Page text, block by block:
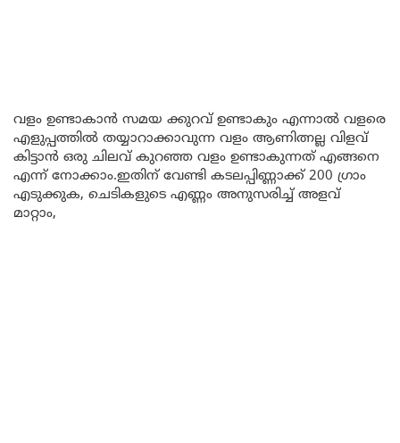
വളം ഉണ്ടാകാൻ സമയ ക്കുറവ് ഉണ്ടാകും എന്നാൽ വളരെ
എളുപ്പത്തിൽ തയ്യാറാക്കാവുന്ന വളം ആണിത്നല്ല വിളവ്
കിട്ടാൻ ഒരു ചിലവ് കുറഞ്ഞ വളം ഉണ്ടാകുന്നത് എങ്ങനെ
എന്ന് നോക്കാം.ഇതിന് വേണ്ടി കടലപ്പിണ്ണാക്ക് 200 ഗ്രാം
എടുക്കുക, ചെടികളുടെ എണ്ണം അനുസരിച്ച് അളവ്
മാറ്റാം,